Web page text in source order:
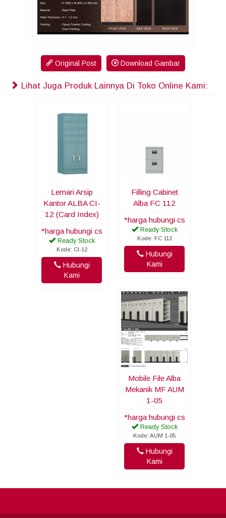
Original Post Download Gambar
Lihat Juga Produk Lainnya Di Toko Online Kami:
Lemari Arsip
Kantor ALBA CI-
12 (Card Index)
*harga hubungi cs
Ready Stock
Kode: CI-12
Hubungi
Kami
Filling Cabinet
Alba FC 112
*harga hubungi cs
Ready Stock
Kode: FC 112
Hubungi
Kami
Mobile File Alba
Mekanik MF AUM
1-05
*harga hubungi cs
Ready Stock
Kode: AUM 1-05
Hubungi
Kami